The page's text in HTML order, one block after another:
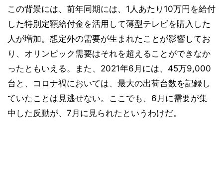
この背景には、前年同期には、1人あたり10万円を給付
した特別定額給付金を活用して薄型テレビを購入した
人が増加。想定外の需要が生まれたことが影響してお
り、オリンピック需要はそれを超えることができなか
ったともいえる。また、2021年6月には、45万9,000
台と、コロナ禍においては、最大の出荷台数を記録し
ていたことは見逃せない。ここでも、6月に需要が集
中した反動が、7月に見られたというわけだ。